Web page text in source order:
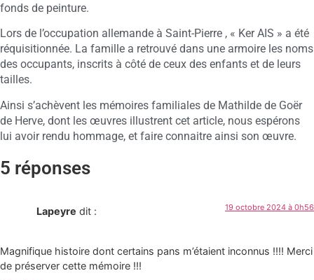
fonds de peinture.
Lors de l’occupation allemande à Saint-Pierre , « Ker AIS » a été
réquisitionnée. La famille a retrouvé dans une armoire les noms
des occupants, inscrits à côté de ceux des enfants et de leurs
tailles.
Ainsi s’achèvent les mémoires familiales de Mathilde de Goër
de Herve, dont les œuvres illustrent cet article, nous espérons
lui avoir rendu hommage, et faire connaitre ainsi son œuvre.
5 réponses
Lapeyre dit : 19 octobre 2024 à 0h56
Magnifique histoire dont certains pans m’étaient inconnus !!!! Merci
de préserver cette mémoire !!!